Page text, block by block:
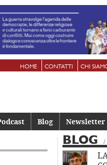
HOME CONTATTI CHI
Blog Newsletter
BLOG i